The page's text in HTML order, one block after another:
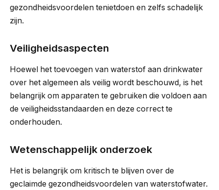
gezondheidsvoordelen tenietdoen en zelfs schadelijk
zijn.
Veiligheidsaspecten
Hoewel het toevoegen van waterstof aan drinkwater
over het algemeen als veilig wordt beschouwd, is het
belangrijk om apparaten te gebruiken die voldoen aan
de veiligheidsstandaarden en deze correct te
onderhouden.
Wetenschappelijk onderzoek
Het is belangrijk om kritisch te blijven over de
geclaimde gezondheidsvoordelen van waterstofwater.